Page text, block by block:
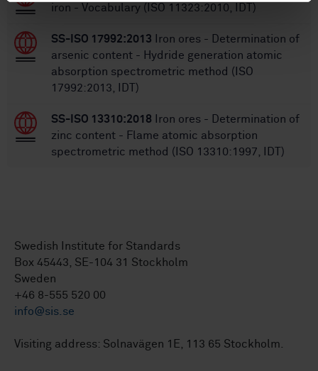
iron - Vocabulary (ISO 11323:2010, IDT)
SS-ISO 17992:2013 Iron ores - Determination of
arsenic content - Hydride generation atomic
absorption spectrometric method (ISO
17992:2013, IDT)
SS-ISO 13310:2018 Iron ores - Determination of
zinc content - Flame atomic absorption
spectrometric method (ISO 13310:1997, IDT)
Swedish Institute for Standards
Box 45443, SE-104 31 Stockholm
Sweden
+46 8-555 520 00
info@sis.se
Visiting address: Solnavägen 1E, 113 65 Stockholm.